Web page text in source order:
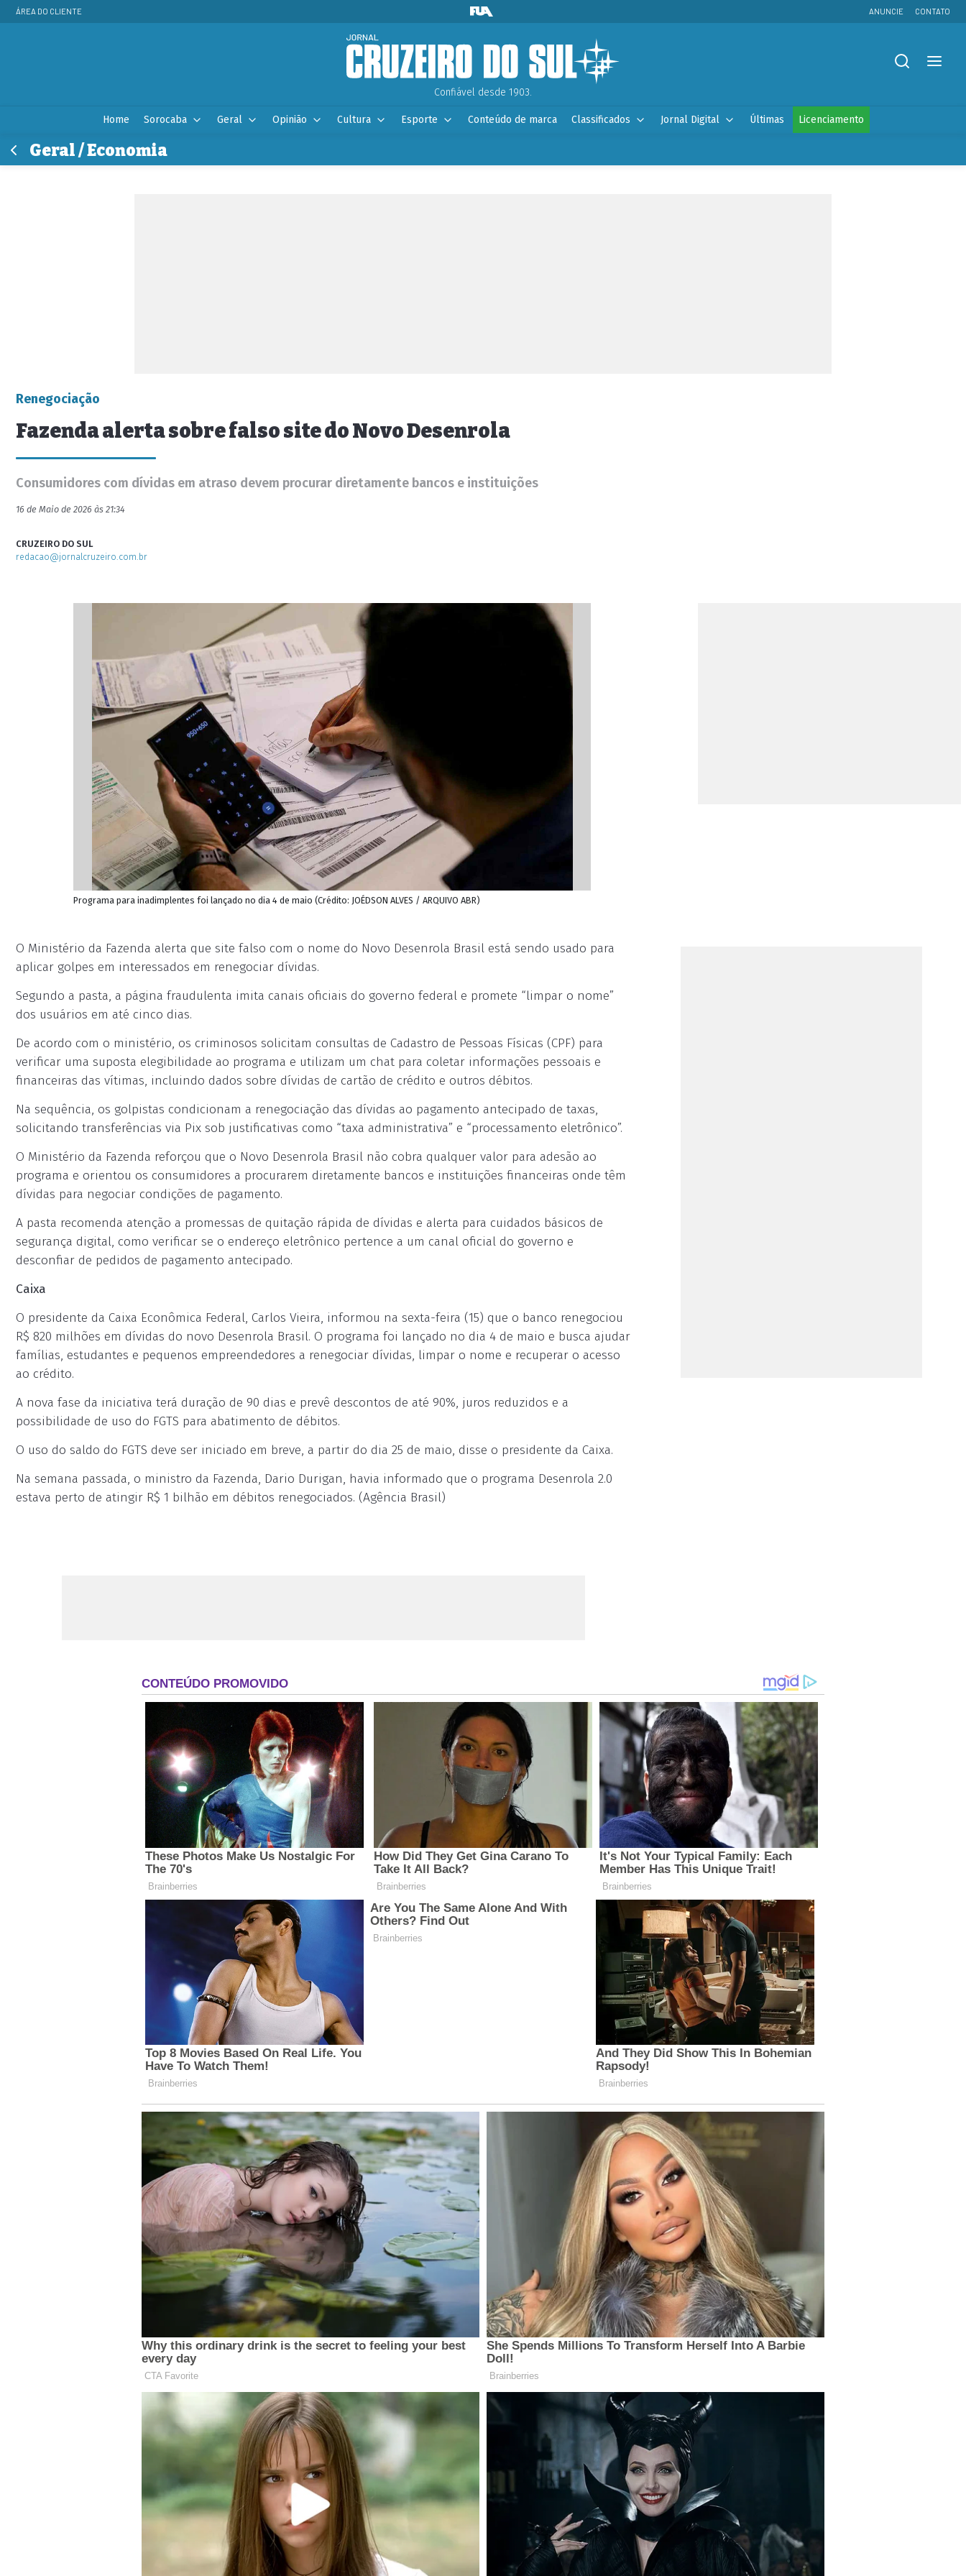
ÁREA DO CLIENTE ANUNCIE CONTATO
Confiável desde 1903.
Home Sorocaba Geral Opinião Cultura Esporte Conteúdo de marca Classificados Jornal Digital Últimas Licenciamento
Geral / Economia
Renegociação
Fazenda alerta sobre falso site do Novo Desenrola
Consumidores com dívidas em atraso devem procurar diretamente bancos e instituições
16 de Maio de 2026 às 21:34
CRUZEIRO DO SUL
redacao@jornalcruzeiro.com.br
Programa para inadimplentes foi lançado no dia 4 de maio (Crédito: JOÉDSON ALVES / ARQUIVO ABR)
O Ministério da Fazenda alerta que site falso com o nome do Novo Desenrola Brasil está sendo usado para
aplicar golpes em interessados em renegociar dívidas.
Segundo a pasta, a página fraudulenta imita canais oficiais do governo federal e promete “limpar o nome”
dos usuários em até cinco dias.
De acordo com o ministério, os criminosos solicitam consultas de Cadastro de Pessoas Físicas (CPF) para
verificar uma suposta elegibilidade ao programa e utilizam um chat para coletar informações pessoais e
financeiras das vítimas, incluindo dados sobre dívidas de cartão de crédito e outros débitos.
Na sequência, os golpistas condicionam a renegociação das dívidas ao pagamento antecipado de taxas,
solicitando transferências via Pix sob justificativas como “taxa administrativa” e “processamento eletrônico”.
O Ministério da Fazenda reforçou que o Novo Desenrola Brasil não cobra qualquer valor para adesão ao
programa e orientou os consumidores a procurarem diretamente bancos e instituições financeiras onde têm
dívidas para negociar condições de pagamento.
A pasta recomenda atenção a promessas de quitação rápida de dívidas e alerta para cuidados básicos de
segurança digital, como verificar se o endereço eletrônico pertence a um canal oficial do governo e
desconfiar de pedidos de pagamento antecipado.
Caixa
O presidente da Caixa Econômica Federal, Carlos Vieira, informou na sexta-feira (15) que o banco renegociou
R$ 820 milhões em dívidas do novo Desenrola Brasil. O programa foi lançado no dia 4 de maio e busca ajudar
famílias, estudantes e pequenos empreendedores a renegociar dívidas, limpar o nome e recuperar o acesso
ao crédito.
A nova fase da iniciativa terá duração de 90 dias e prevê descontos de até 90%, juros reduzidos e a
possibilidade de uso do FGTS para abatimento de débitos.
O uso do saldo do FGTS deve ser iniciado em breve, a partir do dia 25 de maio, disse o presidente da Caixa.
Na semana passada, o ministro da Fazenda, Dario Durigan, havia informado que o programa Desenrola 2.0
estava perto de atingir R$ 1 bilhão em débitos renegociados. (Agência Brasil)